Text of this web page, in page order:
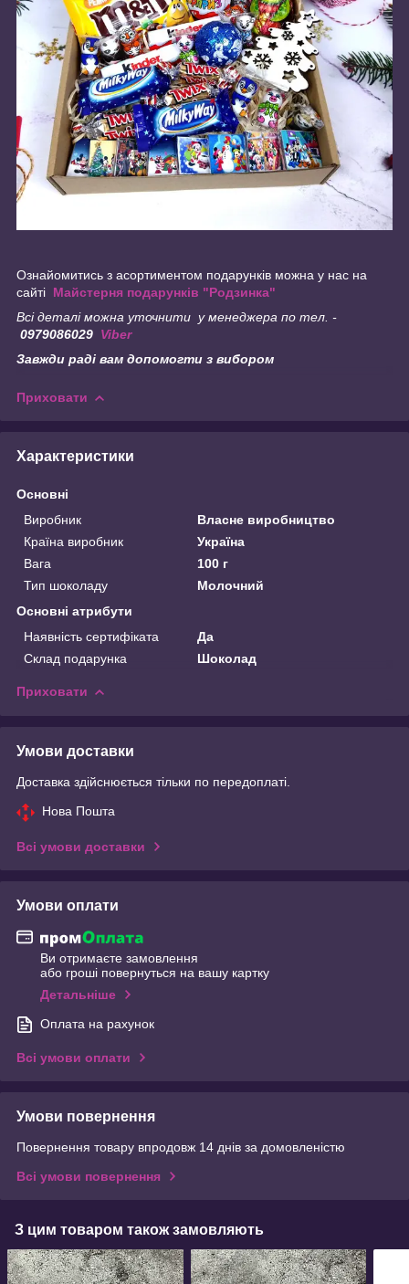
Ознайомитись з асортиментом подарунків можна у нас на
сайті Майстерня подарунків "Родзинка"
Всі деталі можна уточнити у менеджера по тел. -
0979086029 Viber
Завжди раді вам допомогти з вибором
Приховати
Характеристики
Основні
Виробник
Власне виробництво
Країна виробник
Україна
Вага
100 г
Тип шоколаду
Молочний
Основні атрибути
Наявність сертифіката
Да
Склад подарунка
Шоколад
Приховати
Умови доставки
Доставка здійснюється тільки по передоплаті.
Нова Пошта
Всі умови доставки
Умови оплати
Ви отримаєте замовлення
або гроші повернуться на вашу картку
Детальніше
Оплата на рахунок
Всі умови оплати
Умови повернення
Повернення товару впродовж 14 днів за домовленістю
Всі умови повернення
З цим товаром також замовляють